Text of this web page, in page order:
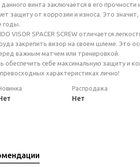
винта заключается в его
защиту от коррозии и износа. Это
годы.
VISOR SPACER SCREW отличается
закрепить визор на своем шлеме. Это
важным матчем или тренировкой.
обеспечить себе максимальную защиту и
превосходных характеристиках лично!
Распродажа
Нет